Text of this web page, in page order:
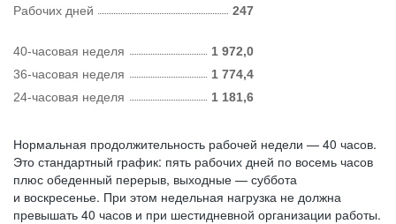
Рабочих дней 247
40-часовая неделя
1 972,0
36-часовая неделя
1 774,4
24-часовая неделя
1 181,6
Нормальная продолжительность рабочей недели — 40 часов.
Это стандартный график: пять рабочих дней по восемь часов
плюс обеденный перерыв, выходные — суббота
и воскресенье. При этом недельная нагрузка не должна
превышать 40 часов и при шестидневной организации работы.